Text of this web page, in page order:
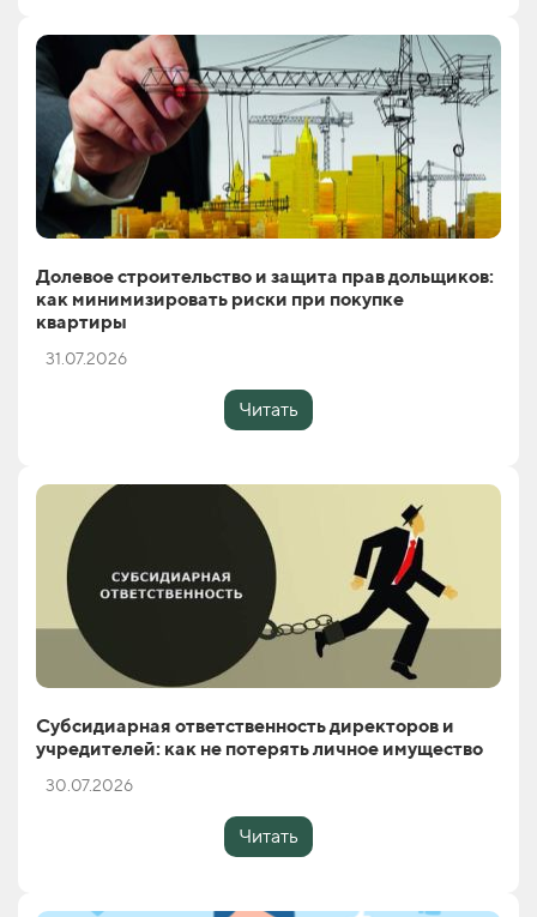
Долевое строительство и защита прав дольщиков:
как минимизировать риски при покупке
квартиры
31.07.2026
Читать
Субсидиарная ответственность директоров и
учредителей: как не потерять личное имущество
30.07.2026
Читать